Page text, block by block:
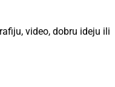
video, dobru ideju ili